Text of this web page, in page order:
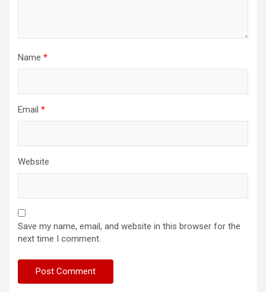
Name *
Email *
Website
Save my name, email, and website in this browser for the
next time I comment.